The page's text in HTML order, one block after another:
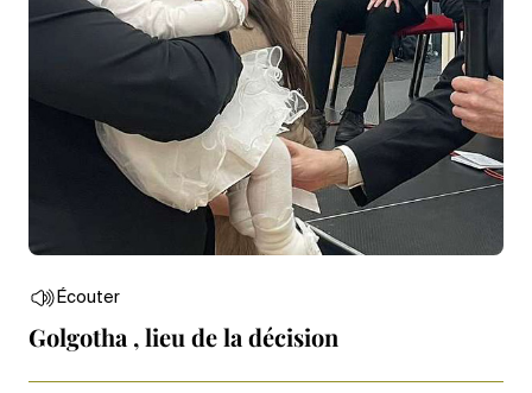
Écouter
Golgotha , lieu de la décision